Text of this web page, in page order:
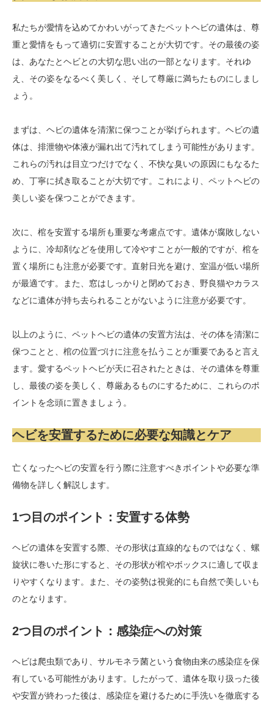
私たちが愛情を込めてかわいがってきたペットヘビの遺体は、尊
重と愛情をもって適切に安置することが大切です。その最後の姿
は、あなたとヘビとの大切な思い出の一部となります。それゆ
え、その姿をなるべく美しく、そして尊厳に満ちたものにしまし
ょう。
まずは、ヘビの遺体を清潔に保つことが挙げられます。ヘビの遺
体は、排泄物や体液が漏れ出て汚れてしまう可能性があります。
これらの汚れは目立つだけでなく、不快な臭いの原因にもなるた
め、丁寧に拭き取ることが大切です。これにより、ペットヘビの
美しい姿を保つことができます。
次に、棺を安置する場所も重要な考慮点です。遺体が腐敗しない
ように、冷却剤などを使用して冷やすことが一般的ですが、棺を
置く場所にも注意が必要です。直射日光を避け、室温が低い場所
が最適です。また、窓はしっかりと閉めておき、野良猫やカラス
などに遺体が持ち去られることがないように注意が必要です。
以上のように、ペットヘビの遺体の安置方法は、その体を清潔に
保つことと、棺の位置づけに注意を払うことが重要であると言え
ます。愛するペットヘビが天に召されたときは、その遺体を尊重
し、最後の姿を美しく、尊厳あるものにするために、これらのポ
イントを念頭に置きましょう。
ヘビを安置するために必要な知識とケア
亡くなったヘビの安置を行う際に注意すべきポイントや必要な準
備物を詳しく解説します。
1つ目のポイント：安置する体勢
ヘビの遺体を安置する際、その形状は直線的なものではなく、螺
旋状に巻いた形にすると、その形状が棺やボックスに適して収ま
りやすくなります。また、その姿勢は視覚的にも自然で美しいも
のとなります。
2つ目のポイント：感染症への対策
ヘビは爬虫類であり、サルモネラ菌という食物由来の感染症を保
有している可能性があります。したがって、遺体を取り扱った後
や安置が終わった後は、感染症を避けるために手洗いを徹底する